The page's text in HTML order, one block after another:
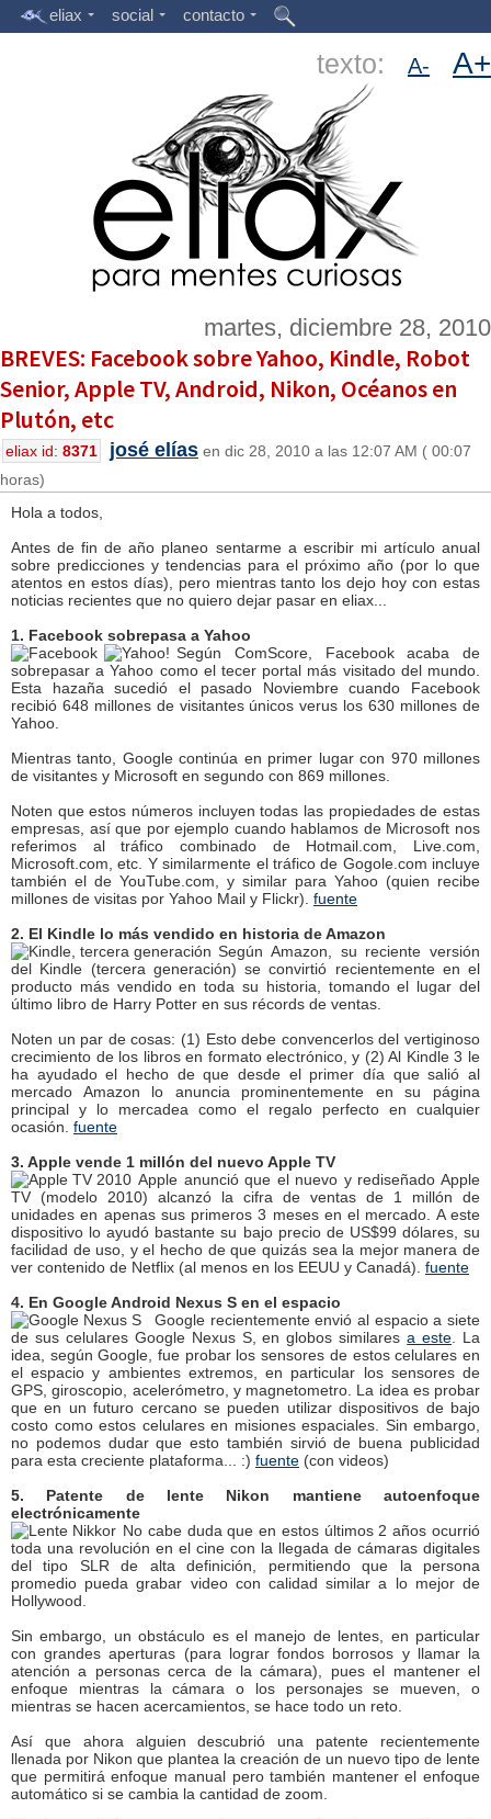
eliax social contacto
texto: A- A+
martes, diciembre 28, 2010
BREVES: Facebook sobre Yahoo, Kindle, Robot
Senior, Apple TV, Android, Nikon, Océanos en
Plutón, etc
eliax id: 8371 josé elías en dic 28, 2010 a las 12:07 AM ( 00:07
horas)
Hola a todos,
Antes de fin de año planeo sentarme a escribir mi artículo anual
sobre predicciones y tendencias para el próximo año (por lo que
atentos en estos días), pero mientras tanto los dejo hoy con estas
noticias recientes que no quiero dejar pasar en eliax...
1. Facebook sobrepasa a Yahoo
Según ComScore, Facebook acaba de
sobrepasar a Yahoo como el tecer portal más visitado del mundo.
Esta hazaña sucedió el pasado Noviembre cuando Facebook
recibió 648 millones de visitantes únicos verus los 630 millones de
Yahoo.
Mientras tanto, Google continúa en primer lugar con 970 millones
de visitantes y Microsoft en segundo con 869 millones.
Noten que estos números incluyen todas las propiedades de estas
empresas, así que por ejemplo cuando hablamos de Microsoft nos
referimos al tráfico combinado de Hotmail.com, Live.com,
Microsoft.com, etc. Y similarmente el tráfico de Gogole.com incluye
también el de YouTube.com, y similar para Yahoo (quien recibe
millones de visitas por Yahoo Mail y Flickr). fuente
2. El Kindle lo más vendido en historia de Amazon
Según Amazon, su reciente versión
del Kindle (tercera generación) se convirtió recientemente en el
producto más vendido en toda su historia, tomando el lugar del
último libro de Harry Potter en sus récords de ventas.
Noten un par de cosas: (1) Esto debe convencerlos del vertiginoso
crecimiento de los libros en formato electrónico, y (2) Al Kindle 3 le
ha ayudado el hecho de que desde el primer día que salió al
mercado Amazon lo anuncia prominentemente en su página
principal y lo mercadea como el regalo perfecto en cualquier
ocasión. fuente
3. Apple vende 1 millón del nuevo Apple TV
Apple anunció que el nuevo y rediseñado Apple
TV (modelo 2010) alcanzó la cifra de ventas de 1 millón de
unidades en apenas sus primeros 3 meses en el mercado. A este
dispositivo lo ayudó bastante su bajo precio de US$99 dólares, su
facilidad de uso, y el hecho de que quizás sea la mejor manera de
ver contenido de Netflix (al menos en los EEUU y Canadá). fuente
4. En Google Android Nexus S en el espacio
Google recientemente envió al espacio a siete
de sus celulares Google Nexus S, en globos similaresa este . La
idea, según Google, fue probar los sensores de estos celulares en
el espacio y ambientes extremos, en particular los sensores de
GPS, giroscopio, acelerómetro, y magnetometro. La idea es probar
que en un futuro cercano se pueden utilizar dispositivos de bajo
costo como estos celulares en misiones espaciales. Sin embargo,
no podemos dudar que esto también sirvió de buena publicidad
para esta creciente plataforma... :) fuente (con videos)
5. Patente de lente Nikon mantiene autoenfoque
electrónicamente
No cabe duda que en estos últimos 2 años ocurrió
toda una revolución en el cine con la llegada de cámaras digitales
del tipo SLR de alta definición, permitiendo que la persona
promedio pueda grabar video con calidad similar a lo mejor de
Hollywood.
Sin embargo, un obstáculo es el manejo de lentes, en particular
con grandes aperturas (para lograr fondos borrosos y llamar la
atención a personas cerca de la cámara), pues el mantener el
enfoque mientras la cámara o los personajes se mueven, o
mientras se hacen acercamientos, se hace todo un reto.
Así que ahora alguien descubrió una patente recientemente
llenada por Nikon que plantea la creación de un nuevo tipo de lente
que permitirá enfoque manual pero también mantener el enfoque
automático si se cambia la cantidad de zoom.